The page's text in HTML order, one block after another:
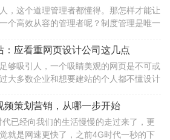
，这个道理管理者都懂得。那怎样才能让
个高效从容的管理者呢？制度管理是唯一
系统工程制度的制定与执行实质上是一种
程。为什么要定制度？就是因为某个方面
：应看重网页设计公司这几点
够吸引人，一个吸睛美观的网页是不可或
大多数企业和想要建站的个人都不懂设计
司有哪些呢？国内外比较知名的有
Strikingly, Wix，上线了，
频策划营销，从哪一步开始
已经向我们的生活慢慢的走过来了，更
就是网速更快了，之前4G时代一秒的下